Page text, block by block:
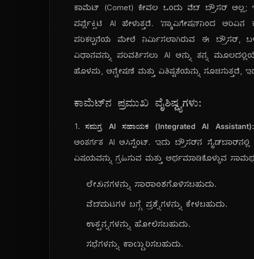
ಕಾಮೆಟ್ (Comet) ಕೇವಲ ಒಂದು ವೆಬ್ ಬ್ರೌಸರ್ ಅಲ್ಲ;
ಪರ್ಪ್ಲೆಕ್ಸಿಟಿ AI ಹೇಳುತ್ತದೆ. 'ನ್ಯಾವಿಗೇಷನ್‌ನಿಂದ
ಪರಿಕಲ್ಪನೆಯ ಮೇಲೆ ನಿರ್ಮಿಸಲಾಗಿರುವ ಈ ಬ್ರೌಸರ್,
ವಿಧಾನವನ್ನು ಪರಿವರ್ತಿಸಲು AI ಅನ್ನು ತನ್ನ
ಹೊಳಪು, ಅನ್ವೇಷಣೆ ಮತ್ತು ವಿಶಿಷ್ಟತೆಯನ್ನು ಸೂಚಿಸುತ್ತದೆ,
ಕಾಮೆಟ್‌ನ ಪ್ರಮುಖ ವೈಶಿಷ್ಟ್ಯಗಳು:
1.ಸಮಗ್ರ AI ಸಹಾಯಕ (Integrated AI Assistant):
ಅಂತರ್ಗತ AI ಅಸಿಸ್ಟೆಂಟ್. ಇದು ಬ್ರೌಸರ್‌ನ ಸೈಡ್‌ಬಾರ್‌ನಲ್ಲಿ
ವಿಷಯವನ್ನು ಗ್ರಹಿಸುವ ಮತ್ತು ಅರ್ಥಮಾಡಿಕೊಳ್ಳುವ
ಲೇಖನಗಳನ್ನು ಸಾರಾಂಶಗೊಳಿಸಬಹುದು.
ವೆಬ್‌ಪುಟಗಳ ಬಗ್ಗೆ ಪ್ರಶ್ನೆಗಳನ್ನು ಕೇಳಬಹುದು.
ಉತ್ಪನ್ನಗಳನ್ನು ಹೋಲಿಸಬಹುದು.
ಸಭೆಗಳನ್ನು ಕಾಯ್ದಿರಿಸಬಹುದು.